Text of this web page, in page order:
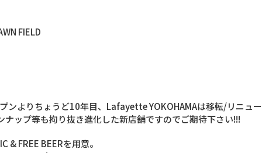
FIELD
よりちょうど10年目、Lafa­yette YOKOHAMAは移転/リニュー
ップ等も拘り抜き進化した新店舗ですのでご­期待下さい!!!
& FREE BEERを用意。